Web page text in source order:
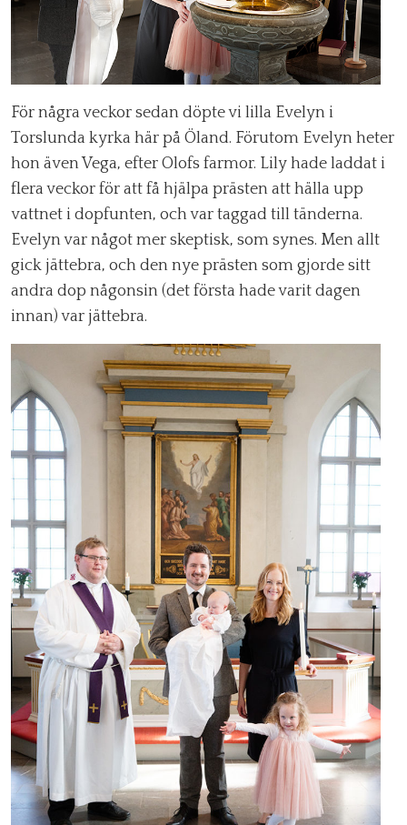
För några veckor sedan döpte vi lilla Evelyn i
Torslunda kyrka här på Öland. Förutom Evelyn heter
hon även Vega, efter Olofs farmor. Lily hade laddat i
flera veckor för att få hjälpa prästen att hälla upp
vattnet i dopfunten, och var taggad till tänderna.
Evelyn var något mer skeptisk, som synes. Men allt
gick jättebra, och den nye prästen som gjorde sitt
andra dop någonsin (det första hade varit dagen
innan) var jättebra.